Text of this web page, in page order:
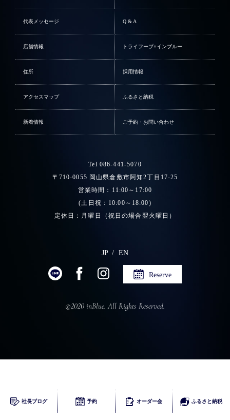
代表メッセージ Q & A
店舗情報 トライフープ×インブルー
住所 採用情報
アクセスマップ ふるさと納税
新着情報 ご予約・お問い合わせ
Tel 086-441-5070
〒710-0055 岡山県倉敷市阿知2丁目17-25
営業時間：11:00～17:00
(土日祝：10:00～18:00)
定休日：月曜日（祝日の場合翌火曜日）
JP EN
Reserve
©2020 inBlue. All Rights Reserved.
ふるさとチョイス
社長ブログ 予約 オーダー会 ふるさと納税